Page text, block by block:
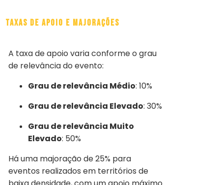
Taxas de Apoio e Majorações
A taxa de apoio varia conforme o grau
de relevância do evento:
Grau de relevância Médio: 10%
Grau de relevância Elevado: 30%
Grau de relevância Muito
Elevado: 50%
Há uma majoração de 25% para
eventos realizados em territórios de